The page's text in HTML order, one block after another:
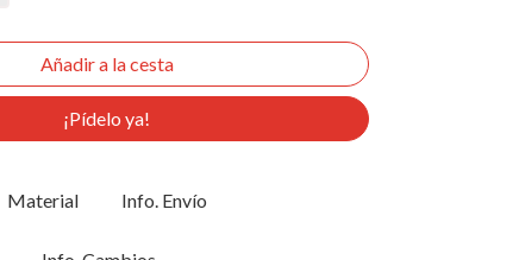
¡Pídelo ya!
Material Info. Envío